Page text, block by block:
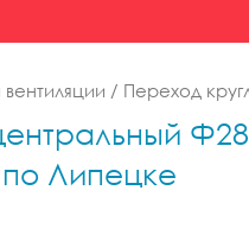
/ Переход
по Липецке